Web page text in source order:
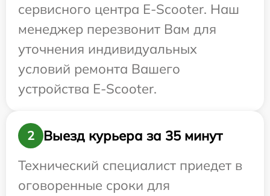
сервисного центра E-Scooter. Наш
менеджер перезвонит Вам для
уточнения индивидуальных
условий ремонта Вашего
устройства E-Scooter.
2
Выезд курьера за 35 минут
Технический специалист приедет в
оговоренные сроки для